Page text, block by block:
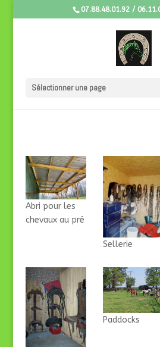
07.88.48.01.92 /
Sélectionner une page
Abri pour les
chevaux au pré
Sellerie
Paddocks